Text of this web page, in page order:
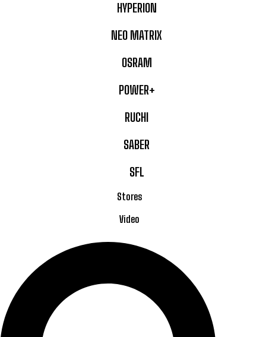
HYPERION
NEO MATRIX
OSRAM
POWER+
RUCHI
SABER
SFL
Stores
Video